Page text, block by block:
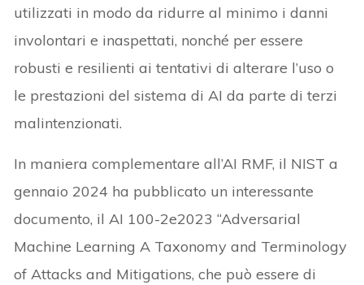
utilizzati in modo da ridurre al minimo i danni
involontari e inaspettati, nonché per essere
robusti e resilienti ai tentativi di alterare l’uso o
le prestazioni del sistema di AI da parte di terzi
malintenzionati.
In maniera complementare all’AI RMF, il NIST a
gennaio 2024 ha pubblicato un interessante
documento, il AI 100-2e2023 “Adversarial
Machine Learning A Taxonomy and Terminology
of Attacks and Mitigations, che può essere di